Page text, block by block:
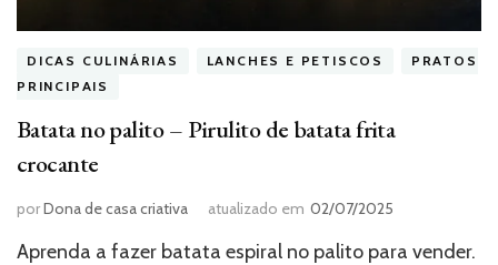
DICAS CULINÁRIAS LANCHES E PETISCOS
PRATOS
PRINCIPAIS
Batata no palito – Pirulito de batata frita
crocante
porDona de casa criativa atualizado em 02/07/2025
Aprenda a fazer batata espiral no palito para vender.